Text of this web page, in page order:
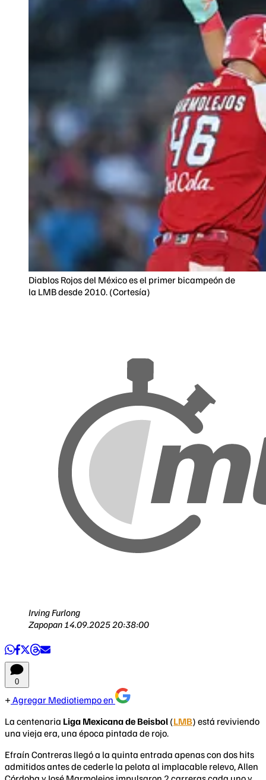
Diablos Rojos del México es el primer bicampeón de
la LMB desde 2010. (Cortesía)
Irving Furlong
Zapopan 14.09.2025 20:38:00
0
Agregar Mediotiempo en
La centenaria Liga Mexicana de Beisbol (LMB) está reviviendo
una vieja era, una época pintada de rojo.
Efraín Contreras llegó a la quinta entrada apenas con dos hits
admitidos antes de cederle la pelota al implacable relevo, Allen